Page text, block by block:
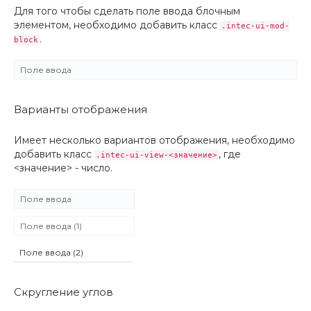
Для того чтобы сделать поле ввода блочным
элементом, необходимо добавить класс
.intec-ui-mod-
block .
Варианты отображения
Имеет несколько вариантов отображения, необходимо
добавить класс
.intec-ui-view-<значение> , где
<значение> - число.
Скругление углов